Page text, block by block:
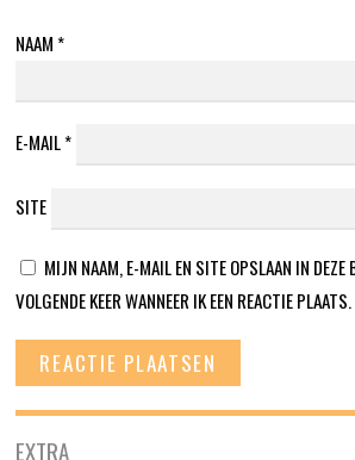
NAAM *
E-MAIL*
SITE
MIJN NAAM, E-MAIL EN SITE OPSLAAN IN DEZE
VOLGENDE KEER WANNEER IK EEN REACTIE PLAATS.
EXTRA